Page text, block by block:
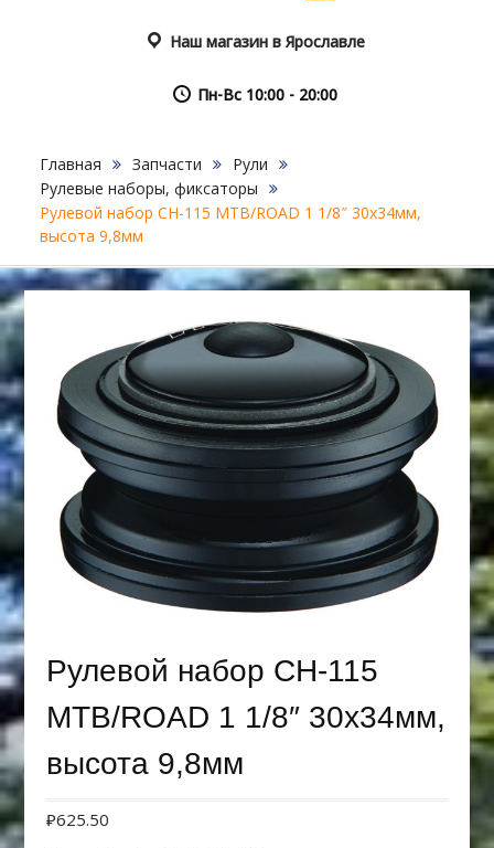
Наш магазин в Ярославле
Пн-Вс 10:00 - 20:00
Главная Запчасти
Рули
Рулевые наборы, фиксаторы
Рулевой набор CH-115 MTB/ROAD 1 1/8″ 30х34мм,
высота 9,8мм
Рулевой набор CH-115
MTB/ROAD 1 1/8″ 30х34мм,
высота 9,8мм
₽625.50